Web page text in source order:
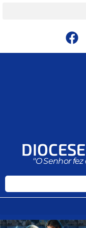
"O Senhor